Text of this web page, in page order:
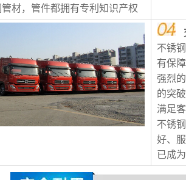
材，管件都拥有专利知识产权
不锈
有保障
强烈
的突
满足
不锈
好、
已成